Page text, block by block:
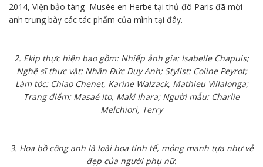
2014, Viện bảo tàng Musée en Herbe tại thủ đô Paris đã mời
anh trưng bày các tác phẩm của mình tại đây.
2. Ekip thực hiện bao gồm: Nhiếp ảnh gia: Isabelle Chapuis;
Nghệ sĩ thực vật: Nhân Đức Duy Anh; Stylist: Coline Peyrot;
Làm tóc: Chiao Chenet, Karine Walzack, Mathieu Villalonga;
Trang điểm: Masaé Ito, Maki Ihara; Người mẫu: Charlie
Melchiori, Terry
3. Hoa bồ công anh là loài hoa tinh tế, mỏng manh tựa như vẻ
đẹp của người phụ nữ.